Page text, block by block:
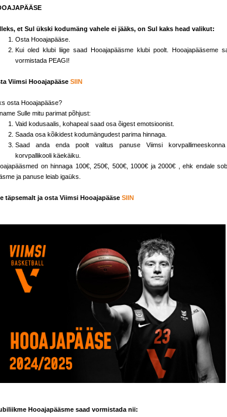
et Sul ükski kodumäng vahele ei jääks, on Sul kaks head valikut:
Osta Hooajapääse.
Kui oled klubi liige saad Hooajapääsme klubi poolt. Hooajapääseme
vormistada PEAGI!
Viimsi Hooajapääse SIIN
osta Hooajapääse?
Sulle mitu parimat põhjust:
Vaid kodusaalis, kohapeal saad osa õigest emotsioonist.
Saada osa kõikidest kodumängudest parima hinnaga.
Saad anda enda poolt valitus panuse Viimsi
korvpallikooli käekäiku.
on hinnaga 100€, 250€, 500€, 1000€ ja 2000€ , ehk endale
ja panuse leiab igaüks.
täpsemalt ja osta Viimsi Hooajapääse SIIN
Hooajapääsme saad vormistada nii: